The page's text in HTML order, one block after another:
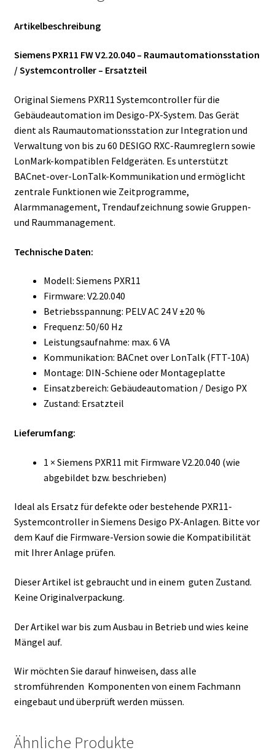
Artikelbeschreibung
Siemens PXR11 FW V2.20.040 – Raumautomationsstation
/ Systemcontroller – Ersatzteil
Original Siemens PXR11 Systemcontroller für die
Gebäudeautomation im Desigo-PX-System. Das Gerät
dient als Raumautomationsstation zur Integration und
Verwaltung von bis zu 60 DESIGO RXC-Raumreglern sowie
LonMark-kompatiblen Feldgeräten. Es unterstützt
BACnet-over-LonTalk-Kommunikation und ermöglicht
zentrale Funktionen wie Zeitprogramme,
Alarmmanagement, Trendaufzeichnung sowie Gruppen-
und Raummanagement.
Technische Daten:
Modell: Siemens PXR11
Firmware: V2.20.040
Betriebsspannung: PELV AC 24 V ±20 %
Frequenz: 50/60 Hz
Leistungsaufnahme: max. 6 VA
Kommunikation: BACnet over LonTalk (FTT-10A)
Montage: DIN-Schiene oder Montageplatte
Einsatzbereich: Gebäudeautomation / Desigo PX
Zustand: Ersatzteil
Lieferumfang:
1 × Siemens PXR11 mit Firmware V2.20.040 (wie
abgebildet bzw. beschrieben)
Ideal als Ersatz für defekte oder bestehende PXR11-
Systemcontroller in Siemens Desigo PX-Anlagen. Bitte vor
dem Kauf die Firmware-Version sowie die Kompatibilität
mit Ihrer Anlage prüfen.
Dieser Artikel ist gebraucht und in einem guten Zustand.
Keine Originalverpackung.
Der Artikel war bis zum Ausbau in Betrieb und wies keine
Mängel auf.
Wir möchten Sie darauf hinweisen, dass alle
stromführenden Komponenten von einem Fachmann
eingebaut und überprüft werden müssen.
Ähnliche Produkte